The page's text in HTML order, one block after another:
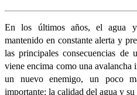
En los últimos años, el agua
mantenido en constante alerta y
las principales consecuencias
viene encima como una avalancha
un nuevo enemigo, un poco
importante: la calidad del agua y